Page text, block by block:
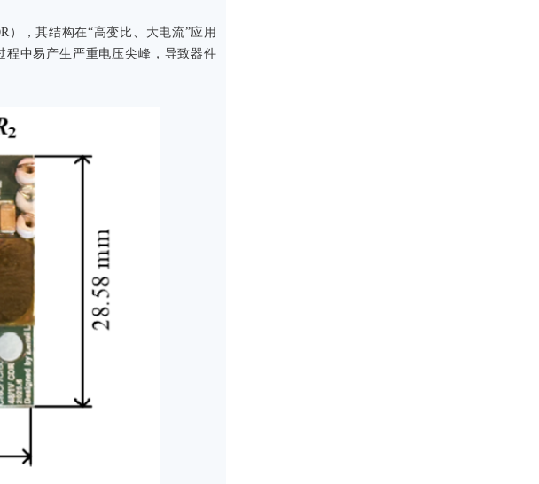
），其结构在“高变比、大电流”应用
程中易产生严重电压尖峰，导致器件